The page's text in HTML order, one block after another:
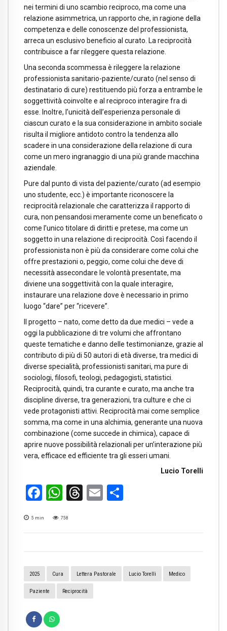
nei termini di uno scambio reciproco, ma come una
relazione asimmetrica, un rapporto che, in ragione della
competenza e delle conoscenze del professionista,
arreca un esclusivo beneficio al curato. La reciprocità
contribuisce a far rileggere questa relazione.
Una seconda scommessa è rileggere la relazione
professionista sanitario-paziente/curato (nel senso di
destinatario di cure) restituendo più forza a entrambe le
soggettività coinvolte e al reciproco interagire fra di
esse. Inoltre, l’unicità dell’esperienza personale di
ciascun curato e la sua considerazione in ambito sociale
risulta il migliore antidoto contro la tendenza allo
scadere in una considerazione della relazione di cura
come un mero ingranaggio di una più grande macchina
aziendale.
Pure dal punto di vista del paziente/curato (ad esempio
uno studente, ecc.) è importante riconoscere la
reciprocità relazionale che caratterizza il rapporto di
cura, non pensandosi meramente come un beneficato o
come l’unico titolare di diritti e pretese, ma come un
soggetto in una relazione di reciprocità. Così facendo il
professionista non è più da considerare come colui che
offre prestazioni o, peggio, come colui che deve di
necessità assecondare le volontà presentate, ma
diviene una soggettività con la quale interagire,
instaurare una relazione dove è necessario in primo
luogo “dare” per “ricevere”.
Il progetto – nato, come detto da due medici – vede a
oggi la pubblicazione di tre volumi che affrontano
queste tematiche e danno delle testimonianze, grazie al
contributo di più di 50 autori di età diverse, tra medici di
diverse specialità, professionisti sanitari, ma pure di
sociologi, filosofi, teologi, pedagogisti, statistici.
Reciprocità, quindi, tra curante e curato, ma anche tra
discipline diverse, tra generazioni, tra culture e che ci
vede protagonisti attivi. Reciprocità mai come semplice
somma, ma come in una alchimia, generante una nuova
combinazione (come succede in chimica), capace di
aprire nuove possibilità relazionali per un’interazione più
vera, efficace ed efficiente tra gli esseri umani.
Lucio Torelli
Facebook
WhatsApp
Threads
Email
5 min 758
2025 Cura Lettera Pastorale Lucio Torelli Medico
Paziente Reciprocità